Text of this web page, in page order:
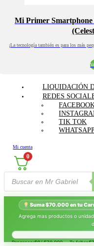
Mi Primer Smartphone
¡La tecnología también es para los más
LIQUIDACIÓN
REDES
TIK TOK
Mi cuenta
0
Búsqueda
productos
Suma $70.000 en tu
Agrega mas productos o
Progreso:$0/ $70.000 — Te faltan